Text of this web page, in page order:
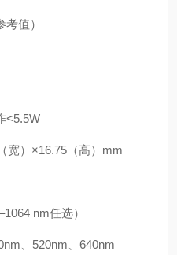
值）
<5.5W
宽）×16.75（高）mm
nm任选）
、520nm、640nm